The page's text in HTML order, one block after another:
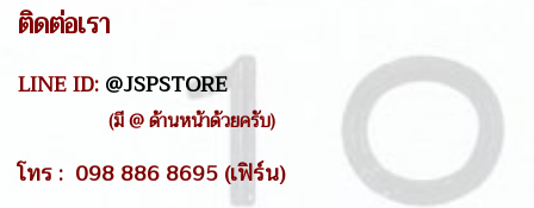
ติดต่อเรา
LINE ID:@JSPSTORE
(มี @ ด้านหน้าด้วยครับ)
โทร : 098 886 8695 (เฟิร์น)